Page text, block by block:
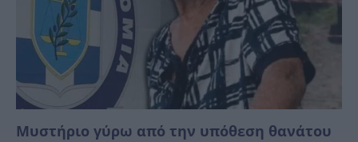
Mυστήριο γύρω από την υπόθεση θανάτου